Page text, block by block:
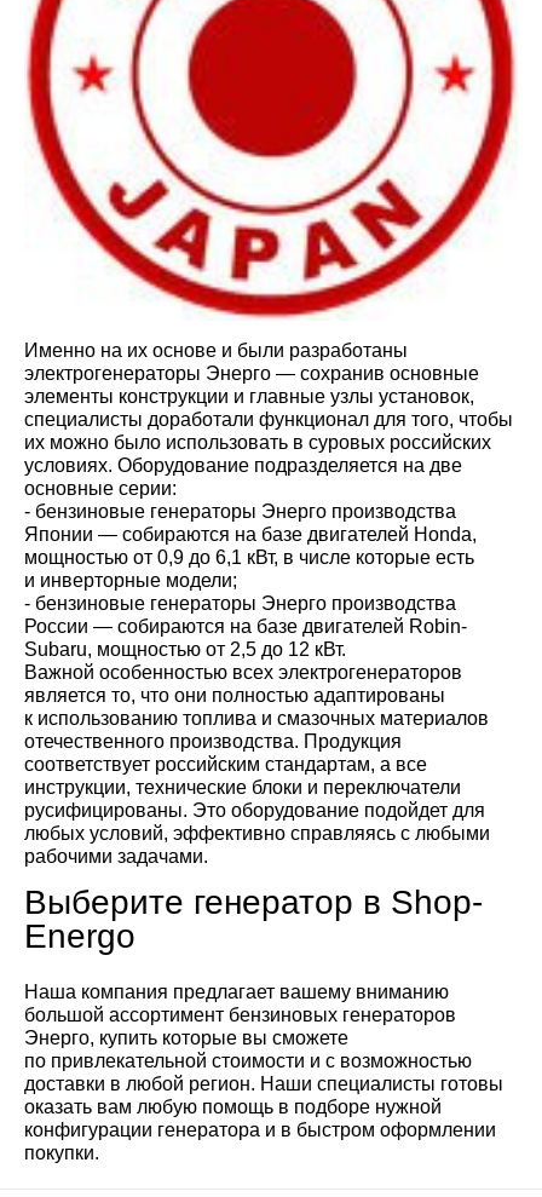
Именно на их основе и были разработаны
электрогенераторы Энерго — сохранив основные
элементы конструкции и главные узлы установок,
специалисты доработали функционал для того, чтобы
их можно было использовать в суровых российских
условиях. Оборудование подразделяется на две
основные серии:
- бензиновые генераторы Энерго производства
Японии — собираются на базе двигателей Honda,
мощностью от 0,9 до 6,1 кВт, в числе которые есть
и инверторные модели;
- бензиновые генераторы Энерго производства
России — собираются на базе двигателей Robin-
Subaru, мощностью от 2,5 до 12 кВт.
Важной особенностью всех электрогенераторов
является то, что они полностью адаптированы
к использованию топлива и смазочных материалов
отечественного производства. Продукция
соответствует российским стандартам, а все
инструкции, технические блоки и переключатели
русифицированы. Это оборудование подойдет для
любых условий, эффективно справляясь с любыми
рабочими задачами.
Выберите генератор в Shop-
Energo
Наша компания предлагает вашему вниманию
большой ассортимент бензиновых генераторов
Энерго, купить которые вы сможете
по привлекательной стоимости и с возможностью
доставки в любой регион. Наши специалисты готовы
оказать вам любую помощь в подборе нужной
конфигурации генератора и в быстром оформлении
покупки.